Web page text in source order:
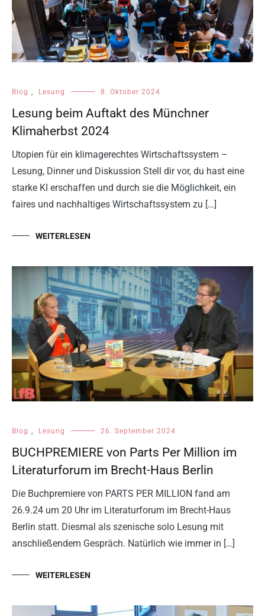
Blog , Lesung 8. Oktober 2024
Lesung beim Auftakt des Münchner
Klimaherbst 2024
Utopien für ein klimagerechtes Wirtschaftssystem –
Lesung, Dinner und Diskussion Stell dir vor, du hast eine
starke KI erschaffen und durch sie die Möglichkeit, ein
faires und nachhaltiges Wirtschaftssystem zu […]
WEITERLESEN
Blog Lesung 26. September 2024
BUCHPREMIERE von Parts Per Million im
Literaturforum im Brecht-Haus Berlin
Die Buchpremiere von PARTS PER MILLION fand am
26.9.24 um 20 Uhr im Literaturforum im Brecht-Haus
Berlin statt. Diesmal als szenische solo Lesung mit
anschließendem Gespräch. Natürlich wie immer in […]
WEITERLESEN